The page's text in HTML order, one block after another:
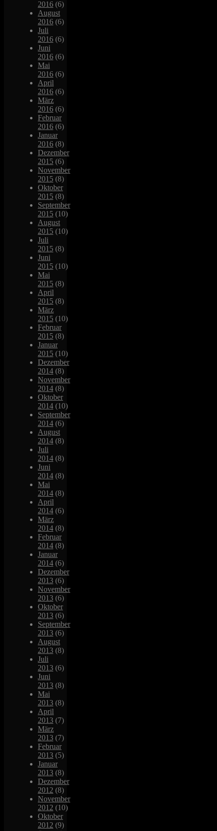
2016 (6)
August
2016 (6)
Juli
2016 (6)
Juni
2016 (6)
Mai
2016 (6)
April
2016 (6)
März
2016 (6)
Februar
2016 (6)
Januar
2016 (8)
Dezember
2015 (6)
November
2015 (8)
Oktober
2015 (8)
September
2015 (10)
August
2015 (10)
Juli
2015 (8)
Juni
2015 (10)
Mai
2015 (8)
April
2015 (8)
März
2015 (10)
Februar
2015 (8)
Januar
2015 (10)
Dezember
2014 (8)
November
2014 (8)
Oktober
2014 (10)
September
2014 (6)
August
2014 (8)
Juli
2014 (8)
Juni
2014 (8)
Mai
2014 (8)
April
2014 (6)
März
2014 (8)
Februar
2014 (8)
Januar
2014 (6)
Dezember
2013 (6)
November
2013 (6)
Oktober
2013 (6)
September
2013 (6)
August
2013 (8)
Juli
2013 (6)
Juni
2013 (8)
Mai
2013 (8)
April
2013 (7)
März
2013 (7)
Februar
2013 (5)
Januar
2013 (8)
Dezember
2012 (8)
November
2012 (10)
Oktober
2012 (9)